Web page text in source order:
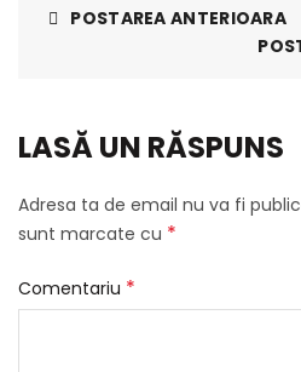
POSTAREA ANTERIOARA
LASĂ UN RĂSPUNS
Adresa ta de email nu va fi
sunt marcate cu *
Comentariu *